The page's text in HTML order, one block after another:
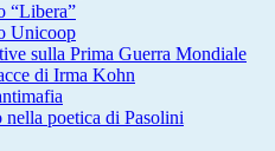
“Libera”
Unicoop
sulla Prima Guerra Mondiale
di Irma Kohn
nella poetica di Pasolini